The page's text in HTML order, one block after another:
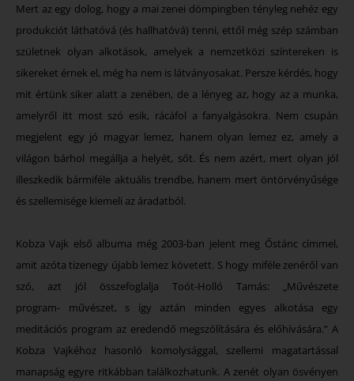
Mert az egy dolog, hogy a mai zenei dömpingben tényleg nehéz egy
produkciót láthatóvá (és hallhatóvá) tenni, ettől még szép számban
születnek olyan alkotások, amelyek a nemzetközi színtereken is
sikereket érnek el, még ha nem is látványosakat. Persze kérdés, hogy
mit értünk siker alatt a zenében, de a lényeg az, hogy az a munka,
amelyről itt most szó esik, rácáfol a fanyalgásokra. Nem csupán
megjelent egy jó magyar lemez, hanem olyan lemez ez, amely a
világon bárhol megállja a helyét, sőt. És nem azért, mert olyan jól
illeszkedik bármiféle aktuális trendbe, hanem mert öntörvényűsége
és szellemisége kiemeli az áradatból.
Kobza Vajk első albuma még 2003-ban jelent meg Őstánc címmel,
amit azóta tizenegy újabb lemez követett. S hogy miféle zenéről van
szó, azt jól összefoglalja Toót-Holló Tamás: „Művészete
program- művészet, s így aztán minden egyes alkotása egy
meditációs program az eredendő megszólítására és előhívására.” A
Kobza Vajkéhoz hasonló komolysággal, szellemi magatartással
manapság egyre ritkábban találkozhatunk. A zenét olyan ösvényen